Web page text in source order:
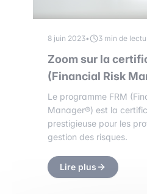
8 juin 2023• 3 min de
Zoom sur la
(Financial Risk
Le programme FRM
Manager®) est la
prestigieuse pour les
gestion des risques.
Lire plus